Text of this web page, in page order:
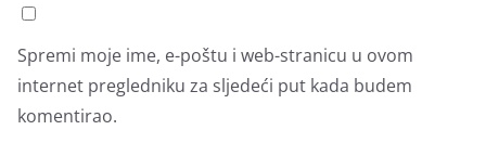
Spremi moje ime, e-poštu i web-stranicu u ovom
internet pregledniku za sljedeći put kada budem
komentirao.